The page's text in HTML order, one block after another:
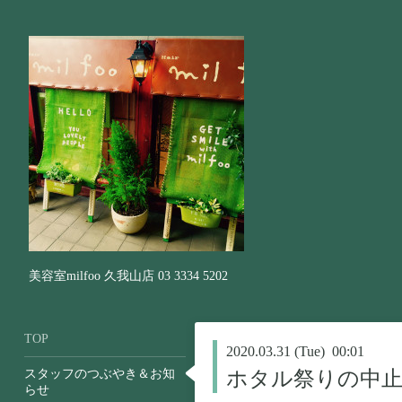
美容室milfoo 久我山店 03 3334 5202
2020.03.31 (Tue) 00:01
ホタル祭りの中
TOP
スタッフのつぶやき＆お知
らせ